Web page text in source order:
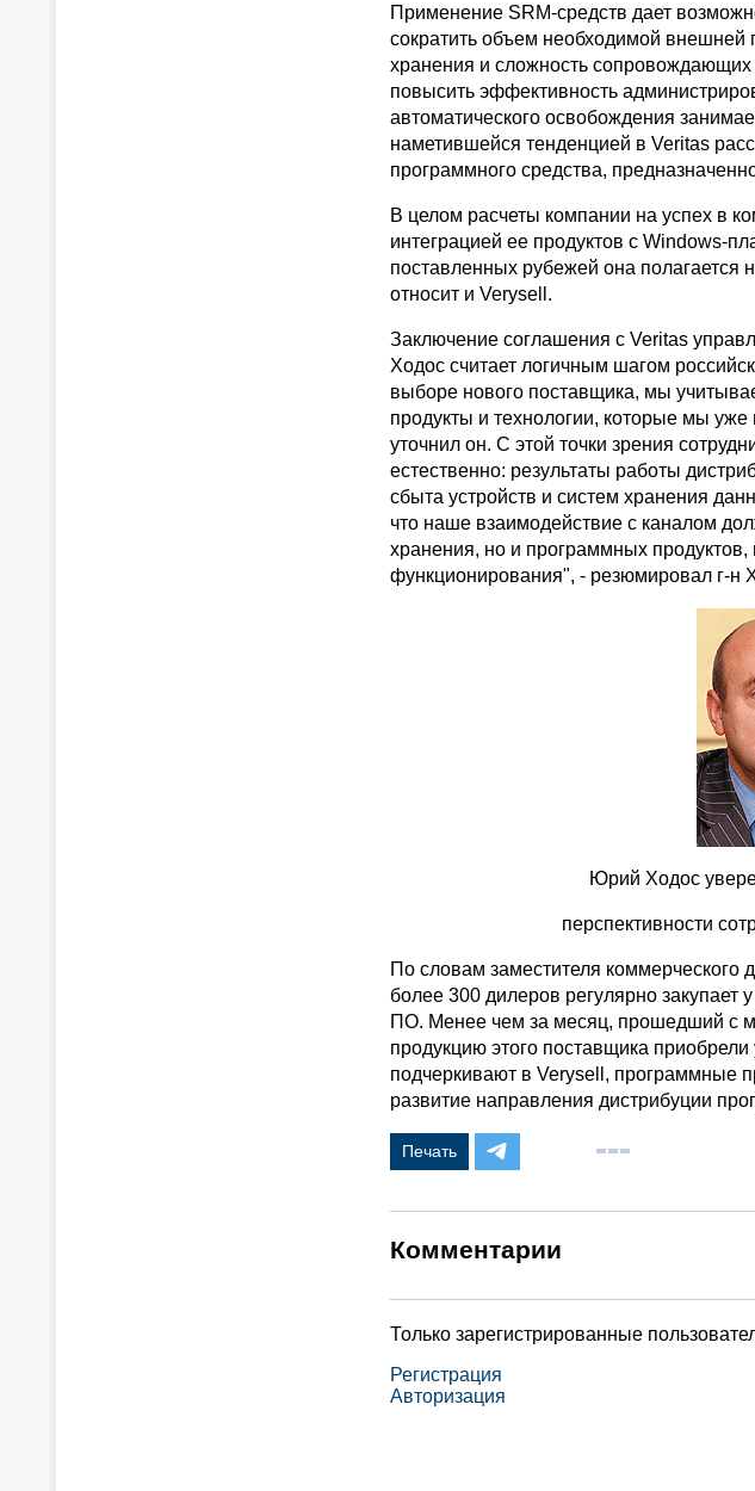
Применение SRM-средств дает
сократить объем необходимой внешней
хранения и сложность сопровождающих
повысить эффективность
автоматического освобождения
наметившейся тенденцией в Veritas
программного средства,
В целом расчеты компании на успех в
интеграцией ее продуктов с Windows-
поставленных рубежей она полагается
относит и Verysell.
Заключение соглашения с Veritas
Ходос считает логичным шагом
выборе нового поставщика, мы
продукты и технологии, которые мы
уточнил он. С этой точки зрения
естественно: результаты работы
сбыта устройств и систем хранения
что наше взаимодействие с каналом
хранения, но и программных
функционирования", - резюмировал г-н
Юрий Ходос
перспективности
По словам заместителя коммерческого
более 300 дилеров регулярно закупает
ПО. Менее чем за месяц, прошедший с
продукцию этого поставщика
подчеркивают в Verysell, программные
развитие направления дистрибуции
Печать
Комментарии
Только зарегистрированные
Регистрация
Авторизация